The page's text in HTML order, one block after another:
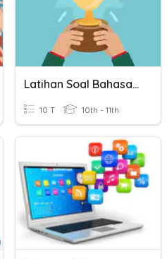
Latihan Soal Bahasa Indonesia ( Awalan Dan Akhiran)
10 T 10th - 11th